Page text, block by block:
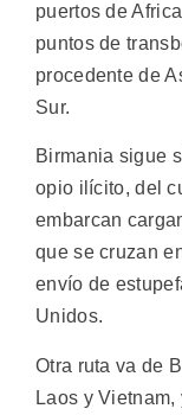
puertos de
puntos de
procedente de
Sur.
Birmania sigue
opio ilícito, del
embarcan
que se cruzan
envío de
Unidos.
Otra ruta va de
Laos y